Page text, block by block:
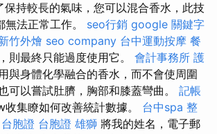
保持較長的氣味，您可以混合香水，此技
法正常工作。 seo行銷 google 關鍵字
竹外燴 seo company 台中運動按摩 餐
則最終只能過度使用它。 會計事務所 護
與身體化學融合的香水，而不會使周圍
可以嘗試肚臍，胸部和膝蓋彎曲。 記帳
集瞭如何改善統計數據。 台中spa 整
胞證 台胞證 雄獅 將我的姓名，電子郵